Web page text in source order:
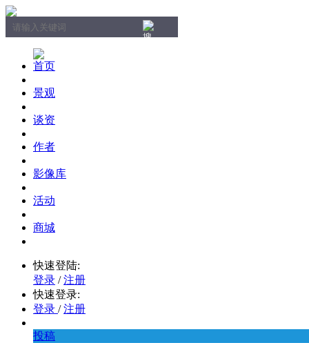
首页
景观
谈资
作者
影像库
活动
商城
快速登陆:
登录 / 注册
快速登录:
登录 / 注册
投稿